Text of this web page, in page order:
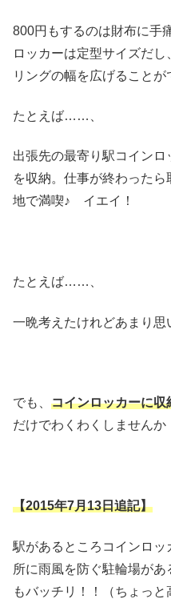
800円もするのは財布に手
ロッカーは定型サイズだ
リングの幅を広げることが
たとえば……、
出張先の最寄り駅コイン
を収納。仕事が終わった
地で満喫♪ イエイ！
たとえば……、
一晩考えたけれどあまり
でも、 コインロッカーに収
だけでわくわくしませんか
【2015年7月13日追記】
駅があるところコインロ
所に雨風を防ぐ駐輪場が
もバッチリ！！（ちょっと